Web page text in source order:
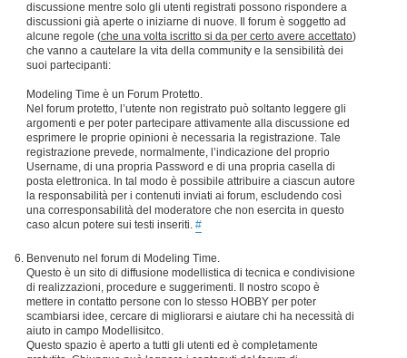
discussione mentre solo gli utenti registrati possono rispondere a
discussioni già aperte o iniziarne di nuove. Il forum è soggetto ad
alcune regole (che una volta iscritto si da per certo avere accettato)
che vanno a cautelare la vita della community e la sensibilità dei
suoi partecipanti:
Modeling Time è un Forum Protetto.
Nel forum protetto, l’utente non registrato può soltanto leggere gli
argomenti e per poter partecipare attivamente alla discussione ed
esprimere le proprie opinioni è necessaria la registrazione. Tale
registrazione prevede, normalmente, l’indicazione del proprio
Username, di una propria Password e di una propria casella di
posta elettronica. In tal modo è possibile attribuire a ciascun autore
la responsabilità per i contenuti inviati ai forum, escludendo così
una corresponsabilità del moderatore che non esercita in questo
caso alcun potere sui testi inseriti. #
Benvenuto nel forum di Modeling Time.
Questo è un sito di diffusione modellistica di tecnica e condivisione
di realizzazioni, procedure e suggerimenti. Il nostro scopo è
mettere in contatto persone con lo stesso HOBBY per poter
scambiarsi idee, cercare di migliorarsi e aiutare chi ha necessità di
aiuto in campo Modellisitco.
Questo spazio è aperto a tutti gli utenti ed è completamente